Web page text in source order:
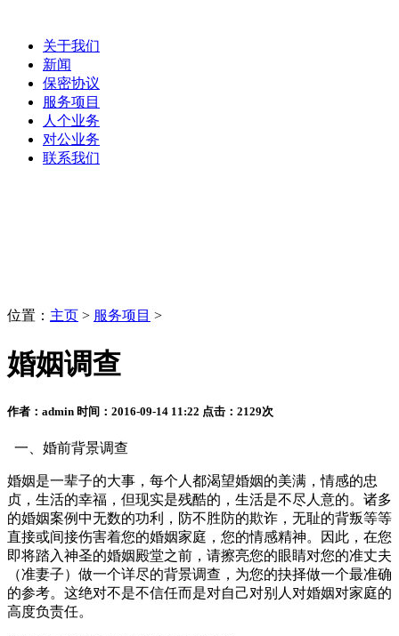
关于我们
新闻
保密协议
服务项目
人个业务
对公业务
联系我们
位置： 主页 > 服务项目 >
婚姻调查
作者：admin 时间：2016-09-14 11:22 点击：2129次
一、婚前背景调查
婚姻是一辈子的大事，每个人都渴望婚姻的美满，情感的忠
贞，生活的幸福，但现实是残酷的，生活是不尽人意的。诸多
的婚姻案例中无数的功利，防不胜防的欺诈，无耻的背叛等等
直接或间接伤害着您的婚姻家庭，您的情感精神。因此，在您
即将踏入神圣的婚姻殿堂之前，请擦亮您的眼睛对您的准丈夫
（准妻子）做一个详尽的背景调查，为您的抉择做一个最准确
的参考。这绝对不是不信任而是对自己对别人对婚姻对家庭的
高度负责任。